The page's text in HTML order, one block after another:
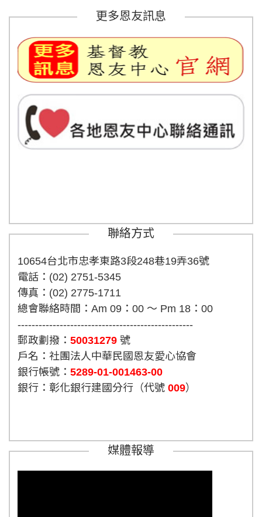
更多恩友訊息
聯絡方式
10654台北市忠孝東路3段248巷19弄36號
電話：(02) 2751-5345
傳真：(02) 2775-1711
總會聯絡時間：Am 09：00 ～ Pm 18：00
--------------------------------------------------
郵政劃撥： 50031279 號
戶名：社團法人中華民國恩友愛心協會
銀行帳號： 5289-01-001463-00
銀行：彰化銀行建國分行（代號 009）
媒體報導